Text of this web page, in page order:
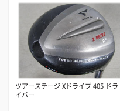
ツアーステージ Xドライブ 405 ドラ
イバー